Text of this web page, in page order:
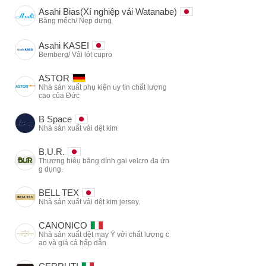
Asahi Bias(Xí nghiệp vải Watanabe)
Băng mếch/ Nẹp dựng
Asahi KASEI
Bemberg/ Vải lót cupro
ASTOR
Nhà sản xuất phụ kiện uy tín chất lượng
cao của Đức
B Space
Nhà sản xuất vải dệt kim
B.U.R.
Thương hiêụ băng dính gai velcro đa ứn
g dụng.
BELL TEX
Nhà sản xuất vải dệt kim jersey.
CANONICO
Nhà sản xuất dệt may Ý với chất lượng c
ao và giá cả hấp dẫn